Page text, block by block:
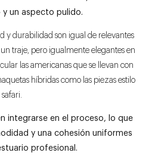
un aspecto pulido.
y durabilidad son igual de relevantes
traje, pero igualmente elegantes en
las americanas que se llevan con
híbridas como las piezas estilo
safari.
integrarse en el proceso, lo que
y una cohesión uniformes
profesional.